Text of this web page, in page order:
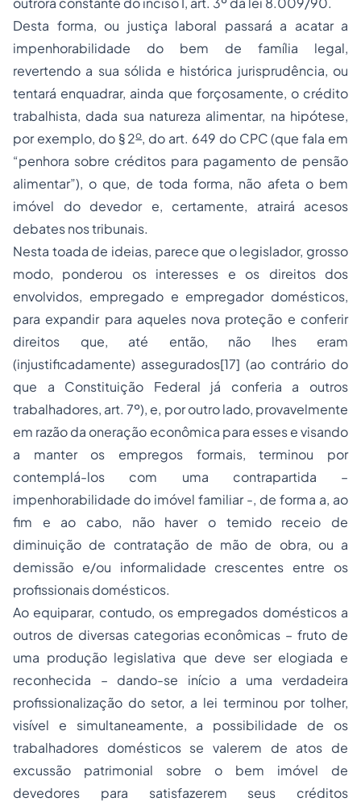
Desta forma, ou justiça laboral passará a acatar a
impenhorabilidade do bem de família legal,
revertendo a sua sólida e histórica jurisprudência, ou
tentará enquadrar, ainda que forçosamente, o crédito
trabalhista, dada sua natureza alimentar, na hipótese,
por exemplo, do § 2o, do art. 649 do CPC (que fala em
“penhora sobre créditos para pagamento de pensão
alimentar”), o que, de toda forma, não afeta o bem
imóvel do devedor e, certamente, atrairá acesos
debates nos tribunais.
Nesta toada de ideias, parece que o legislador, grosso
modo, ponderou os interesses e os direitos dos
envolvidos, empregado e empregador domésticos,
para expandir para aqueles nova proteção e conferir
direitos que, até então, não lhes eram
(injustificadamente) assegurados[17] (ao contrário do
que a Constituição Federal já conferia a outros
trabalhadores, art. 7º), e, por outro lado, provavelmente
em razão da oneração econômica para esses e visando
a manter os empregos formais, terminou por
contemplá-los com uma contrapartida –
impenhorabilidade do imóvel familiar -, de forma a, ao
fim e ao cabo, não haver o temido receio de
diminuição de contratação de mão de obra, ou a
demissão e/ou informalidade crescentes entre os
profissionais domésticos.
Ao equiparar, contudo, os empregados domésticos a
outros de diversas categorias econômicas – fruto de
uma produção legislativa que deve ser elogiada e
reconhecida – dando-se início a uma verdadeira
profissionalização do setor, a lei terminou por tolher,
visível e simultaneamente, a possibilidade de os
trabalhadores domésticos se valerem de atos de
excussão patrimonial sobre o bem imóvel de
devedores para satisfazerem seus créditos